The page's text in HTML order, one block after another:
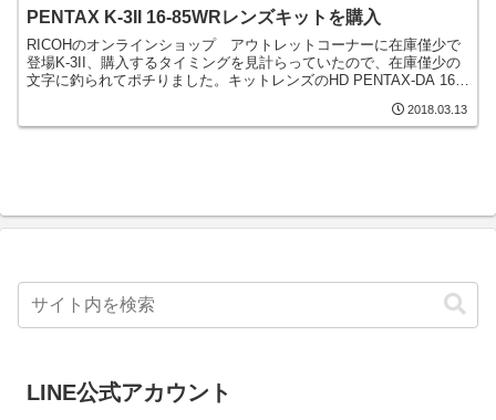
PENTAX K-3II 16-85WRレンズキットを購入
RICOHのオンラインショップ アウトレットコーナーに在庫僅少で
登場K-3II、購入するタイミングを見計らっていたので、在庫僅少の
文字に釣られてポチりました。キットレンズのHD PENTAX-DA 16-
2018.03.13
LINE公式アカウント